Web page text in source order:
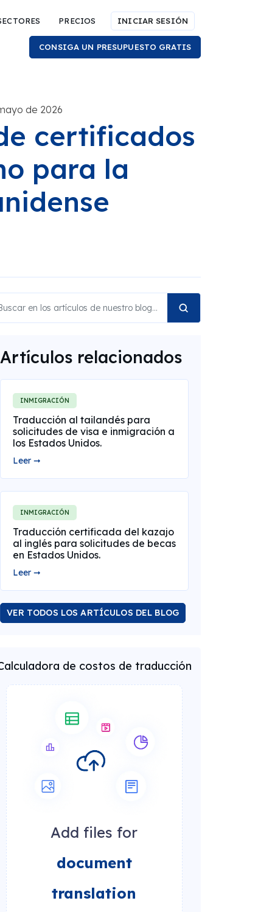
PRECIOS INICIAR SESIÓN
CONSIGA UN PRESUPUESTO GRATIS
de 2026
certificados
para la
Artículos relacionados
INMIGRACIÓN
Traducción al tailandés para
solicitudes de visa e inmigración a
los Estados Unidos.
Leer ➞
INMIGRACIÓN
Traducción certificada del kazajo
al inglés para solicitudes de becas
en Estados Unidos.
Leer ➞
VER TODOS LOS ARTÍCULOS DEL BLOG
de costos de traducción
Add files for
document
translation